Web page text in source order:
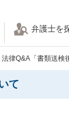
弁護士を
法律Q&A「書類送検
て